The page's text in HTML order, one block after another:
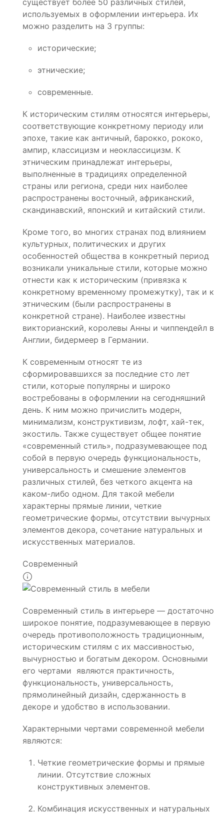
существует более 50 различных стилей,
используемых в оформлении интерьера. Их
можно разделить на 3 группы:
исторические;
этнические;
современные.
К историческим стилям относятся интерьеры,
соответствующие конкретному периоду или
эпохе, такие как античный, барокко, рококо,
ампир, классицизм и неоклассицизм. К
этническим принадлежат интерьеры,
выполненные в традициях определенной
страны или региона, среди них наиболее
распространены восточный, африканский,
скандинавский, японский и китайский стили.
Кроме того, во многих странах под влиянием
культурных, политических и других
особенностей общества в конкретный период
возникали уникальные стили, которые можно
отнести как к историческим (привязка к
конкретному временному промежутку), так и к
этническим (были распространены в
конкретной стране). Наиболее известны
викторианский, королевы Анны и чиппендейл в
Англии, бидермеер в Германии.
К современным относят те из
сформировавшихся за последние сто лет
стили, которые популярны и широко
востребованы в оформлении на сегодняшний
день. К ним можно причислить модерн,
минимализм, конструктивизм, лофт, хай-тек,
экостиль. Также существует общее понятие
«современный стиль», подразумевающее под
собой в первую очередь функциональность,
универсальность и смешение элементов
различных стилей, без четкого акцента на
каком-либо одном. Для такой мебели
характерны прямые линии, четкие
геометрические формы, отсутствии вычурных
элементов декора, сочетание натуральных и
искусственных материалов.
Современный
Современный стиль в интерьере — достаточно
широкое понятие, подразумевающее в первую
очередь противоположность традиционным,
историческим стилям с их массивностью,
вычурностью и богатым декором. Основными
его чертами являются практичность,
функциональность, универсальность,
прямолинейный дизайн, сдержанность в
декоре и удобство в использовании.
Характерными чертами современной мебели
являются:
Четкие геометрические формы и прямые
линии. Отсутствие сложных
конструктивных элементов.
Комбинация искусственных и натуральных